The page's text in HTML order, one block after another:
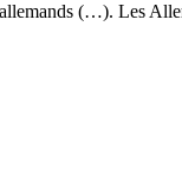
(…). Les